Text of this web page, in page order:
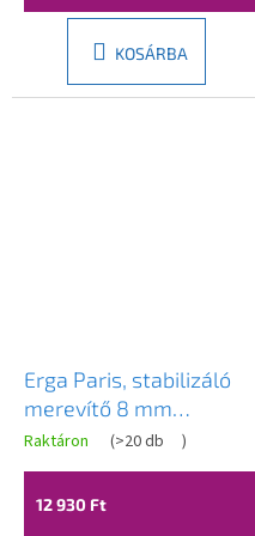
KOSÁRBA
Erga Paris, stabilizáló
merevítő 8 mm
üvegvastagságú
zuhanykabinokhoz,
max. 150 cm hosszú,
Raktáron (>20 db )
12 930 Ft